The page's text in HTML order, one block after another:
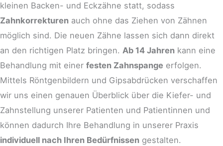
kleinen Backen- und Eckzähne statt, sodass
Zahnkorrekturen auch ohne das Ziehen von Zähnen
möglich sind. Die neuen Zähne lassen sich dann direkt
an den richtigen Platz bringen. Ab 14 Jahren kann eine
Behandlung mit einer festen Zahnspange erfolgen.
Mittels Röntgenbildern und Gipsabdrücken verschaffen
wir uns einen genauen Überblick über die Kiefer- und
Zahnstellung unserer Patienten und Patientinnen und
können dadurch Ihre Behandlung in unserer Praxis
individuell nach Ihren Bedürfnissen gestalten.